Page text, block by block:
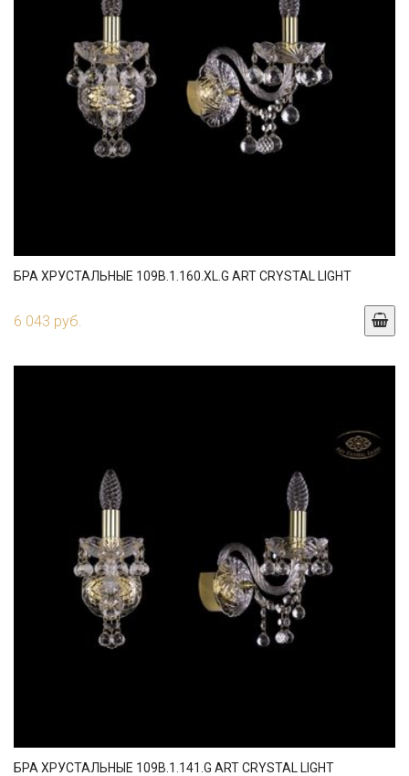
БРА ХРУСТАЛЬНЫЕ 109B.1.160.XL.G ART CRYSTAL LIGHT
6 043 руб.
БРА ХРУСТАЛЬНЫЕ 109B.1.141.G ART CRYSTAL LIGHT